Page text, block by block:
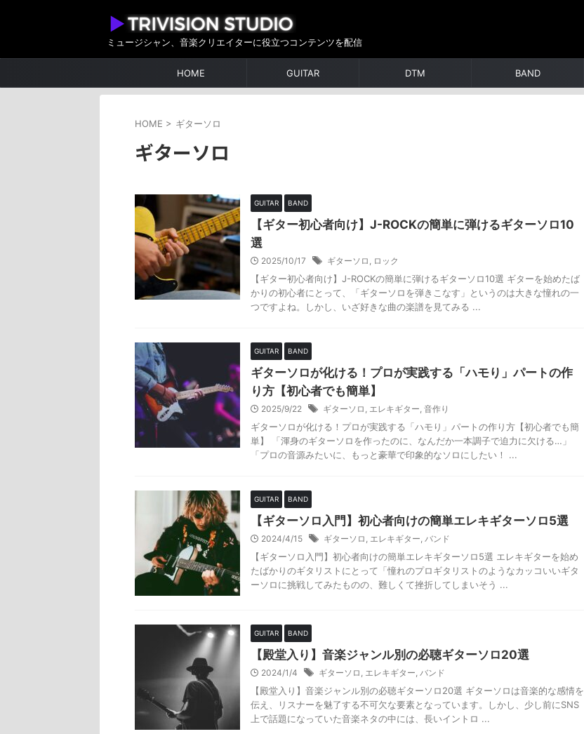
ミュージシャン、音楽クリエイターに役立つコンテンツを配信
HOME GUITAR DTM BAND
HOME > ギターソロ
ギターソロ
GUITAR BAND
【ギター初心者向け】J-ROCKの簡単に弾けるギターソロ10
選
2025/10/17 ギターソロ , ロック
【ギター初心者向け】J-ROCKの簡単に弾けるギターソロ10選 ギターを始めたば
かりの初心者にとって、「ギターソロを弾きこなす」というのは大きな憧れの一
つですよね。しかし、いざ好きな曲の楽譜を見てみる ...
GUITAR BAND
ギターソロが化ける！プロが実践する「ハモり」パートの作
り方【初心者でも簡単】
2025/9/22 ギターソロ , エレキギター, 音作り
ギターソロが化ける！プロが実践する「ハモり」パートの作り方【初心者でも簡
単】 「渾身のギターソロを作ったのに、なんだか一本調子で迫力に欠ける…」
「プロの音源みたいに、もっと豪華で印象的なソロにしたい！ ...
GUITAR BAND
【ギターソロ入門】初心者向けの簡単エレキギターソロ5選
2024/4/15 ギターソロ , エレキギター, バンド
【ギターソロ入門】初心者向けの簡単エレキギターソロ5選 エレキギターを始め
たばかりのギタリストにとって「憧れのプロギタリストのようなカッコいいギタ
ーソロに挑戦してみたものの、難しくて挫折してしまいそう ...
GUITAR BAND
【殿堂入り】音楽ジャンル別の必聴ギターソロ20選
2024/1/4 ギターソロ , エレキギター, バンド
【殿堂入り】音楽ジャンル別の必聴ギターソロ20選 ギターソロは音楽的な感情を
伝え、リスナーを魅了する不可欠な要素となっています。しかし、少し前にSNS
上で話題になっていた音楽ネタの中には、長いイントロ ...